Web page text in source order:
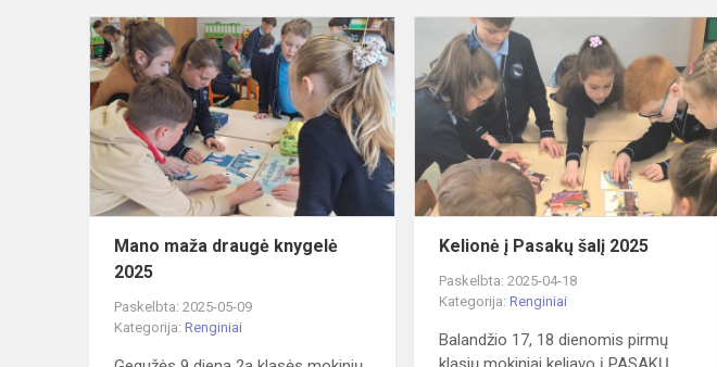
Mano
maža
draugė
knygelė
2025
Mano maža draugė knygelė
2025
Paskelbta: 2025-05-09
Kategorija: Renginiai
Kelionė į Pasakų šalį 2025
Paskelbta: 2025-04-18
Kategorija:Renginiai
Balandžio 17, 18 dienomis pirmų